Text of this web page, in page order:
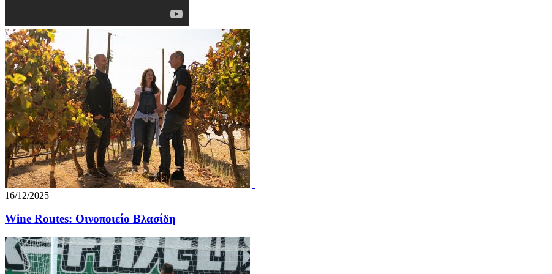
16/12/2025
Wine Routes: Οινοποιείο Βλασίδη